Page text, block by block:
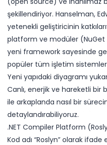
şekillendiriyor. Hanselman,
yetenekli geliştiricinin
platform ve modüler (NuGet
yeni framework sayesinde
popüler tüm işletim
Yeni yapıdaki diyagramı
Canlı, enerjik ve hareketli
ile arkaplanda nasıl bir
detaylandırabiliyoruz.
.NET Compiler Platform
Kod adı “Roslyn” olarak